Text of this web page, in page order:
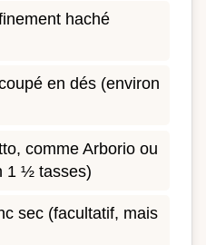
haché
en dés (environ
comme Arborio ou
1 ½ tasses)
sec (facultatif, mais